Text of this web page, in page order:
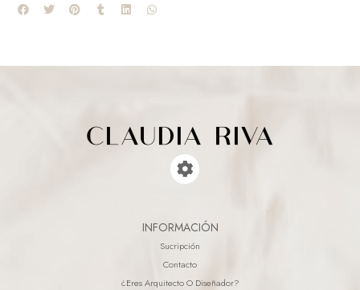
INFORMACIÓN
Sucripción
Contacto
¿eres Arquitecto O Diseñador?